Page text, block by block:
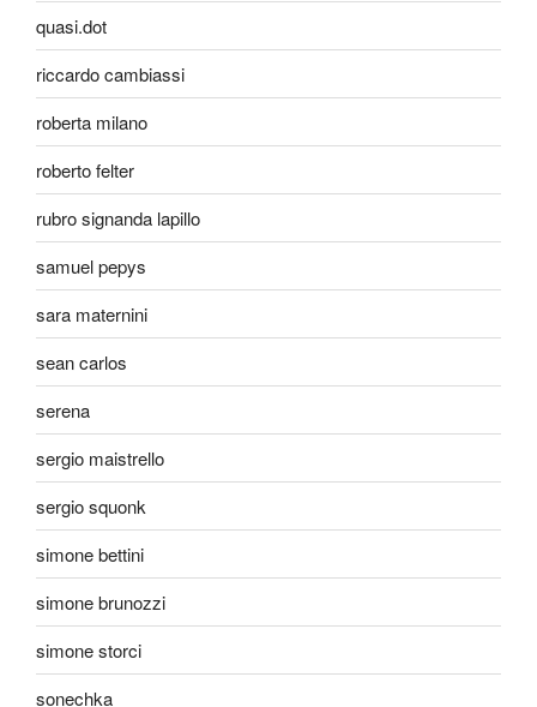
quasi.dot
riccardo cambiassi
roberta milano
roberto felter
rubro signanda lapillo
samuel pepys
sara maternini
sean carlos
serena
sergio maistrello
sergio squonk
simone bettini
simone brunozzi
simone storci
sonechka